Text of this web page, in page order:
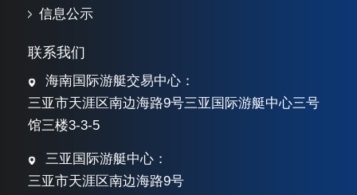
信息公示
联系我们
海南国际游艇交易中心：
三亚市天涯区南边海路9号三亚国际游艇中心三号
馆三楼3-3-5
三亚国际游艇中心：
三亚市天涯区南边海路9号